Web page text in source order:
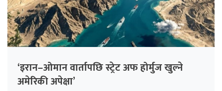
‘इरान–ओमान वार्तापछि स्ट्रेट अफ होर्मुज खुल्ने
अमेरिकी अपेक्षा’